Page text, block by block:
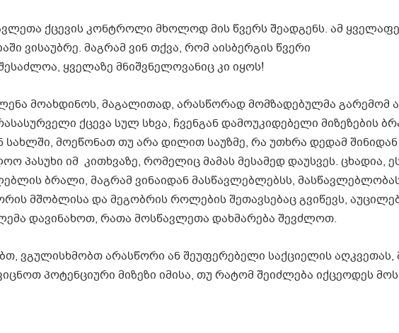
ქცევის კონტროლი მხოლოდ მის წვერს შეადგენს. ამ
ვისაუბრე. მაგრამ ვინ თქვა, რომ აისბერგის წვერი
ყველაზე მნიშვნელოვანიც კი იყოს!
მოახდინოს, მაგალითად, არასწორად მომზადებულმა გარემომ
ქცევა სულ სხვა, ჩვენგან დამოუკიდებელი მიზეზების
სახლში, მოეწონათ თუ არა დილით საუზმე, რა უთხრა დედამ შინიდან
პასუხი იმ კითხვაზე, რომელიც მამას მესამედ დაუსვეს. ცხადია,
ბრალი, მაგრამ ვინაიდან მასწავლებლებსს,
მშობლისა და მეგობრის როლების შეთავსებაც გვიწევს,
დავინახოთ, რათა მოსწავლეთა დახმარება შევძლოთ.
ვგულისხმობთ არასწორი ან შეუფერებელი საქციელის აღკვეთას,
პოტენციური მიზეზი იმისა, თუ რატომ შეიძლება იქცეოდეს